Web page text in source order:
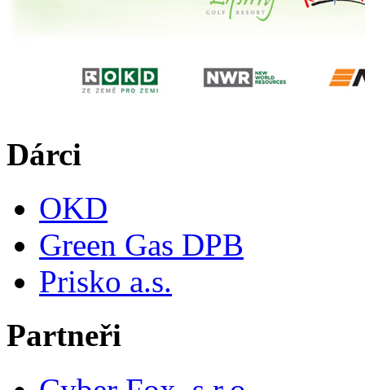
Dárci
OKD
Green Gas DPB
Prisko a.s.
Partneři